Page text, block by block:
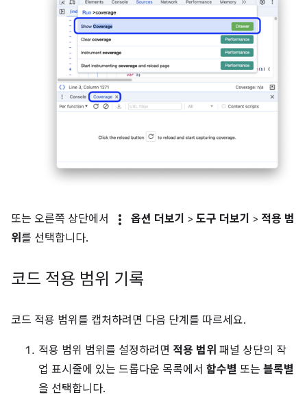
또는 오른쪽 상단에서 more_vert 옵션 더보기 > 도구 더보기 > 적용 범
위 를 선택합니다.
코드 적용 범위 기록
코드 적용 범위를 캡처하려면 다음 단계를 따르세요.
적용 범위 범위를 설정하려면 적용 범위 패널 상단의 작
업 표시줄에 있는 드롭다운 목록에서 함수별 또는 블록별
을 선택합니다.